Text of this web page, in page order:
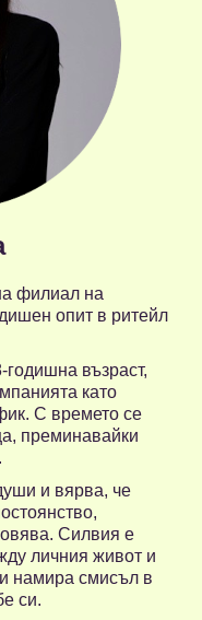
филиал на
опит в ритейл
възраст,
като
С времето се
преминавайки
и вярва, че
Силвия е
личния живот и
намира смисъл в
си.